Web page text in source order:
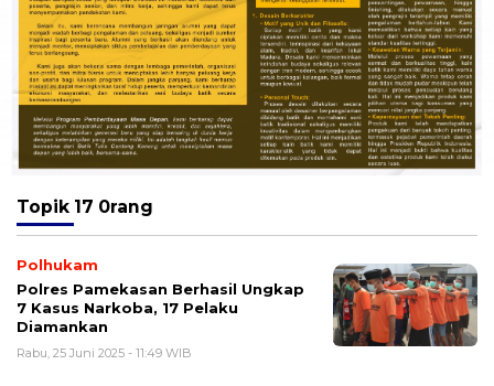
Topik 17 0rang
Polhukam
Polres Pamekasan Berhasil Ungkap
7 Kasus Narkoba, 17 Pelaku
Diamankan
Rabu, 25 Juni 2025 - 11:49 WIB